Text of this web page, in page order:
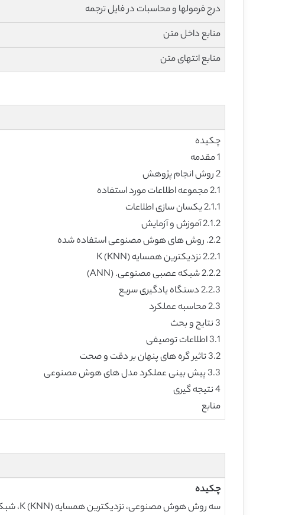
درج فرمولها و محاسبات در فایل ترجمه
منابع داخل متن
منابع انتهای متن
چکیده
1 مقدمه
2 روش انجام پژوهش
2.1 مجموعه اطلاعات مورد استفاده
2.1.1 یکسان سازی اطلاعات
2.1.2 آموزش و آزمایش
2.2. روش های هوش مصنوعی استفاده شده
2.2.1 نزدیکترین همسایه K (KNN)
2.2.2 شبکه عصبی مصنوعی. (ANN)
2.2.3 دستگاه یادگیری سریع
2.3 محاسبه عملکرد
3 نتایج و بحث
3.1 اطلاعات توصیفی
3.2 تاثیر گره های پنهان بر دقت و صحت
3.3 پیش بینی عملکرد مدل های هوش مصنوعی
4 نتیجه گیری
منابع
چکیده